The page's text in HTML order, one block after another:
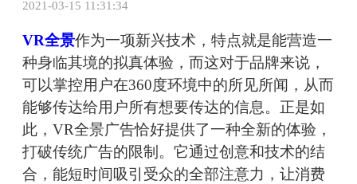
2021-03-15 11:31:34
VR全景作为一项新兴技术，特点就是能营造一
种身临其境的拟真体验，而这对于品牌来说，
可以掌控用户在360度环境中的所见所闻，从而
能够传达给用户所有想要传达的信息。正是如
此，VR全景广告恰好提供了一种全新的体验，
打破传统广告的限制。它通过创意和技术的结
合，能短时间吸引受众的全部注意力，让消费